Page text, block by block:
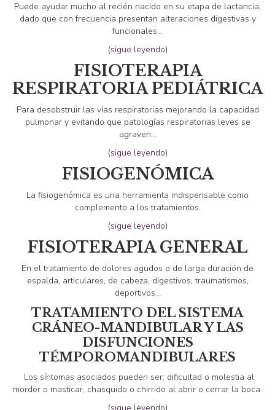
Puede ayudar mucho al recién nacido en su etapa de lactancia,
dado que con frecuencia presentan alteraciones digestivas y
funcionales…
(sigue leyendo)
FISIOTERAPIA
RESPIRATORIA PEDIÁTRICA
Para desobstruir las vías respiratorias mejorando la capacidad
pulmonar y evitando que patologías respiratorias leves se
agraven…
(sigue leyendo)
FISIOGENÓMICA
La fisiogenómica es una herramienta indispensable como
complemento a los tratamientos.
(sigue leyendo)
FISIOTERAPIA GENERAL
En el tratamiento de dolores agudos o de larga duración de
espalda, articulares, de cabeza, digestivos, traumatismos,
deportivos…
TRATAMIENTO DEL SISTEMA
CRÁNEO-MANDIBULAR Y LAS
DISFUNCIONES
TÉMPOROMANDIBULARES
Los síntomas asociados pueden ser: dificultad o molestia al
morder o masticar, chasquido o chirrido al abrir o cerrar la boca.